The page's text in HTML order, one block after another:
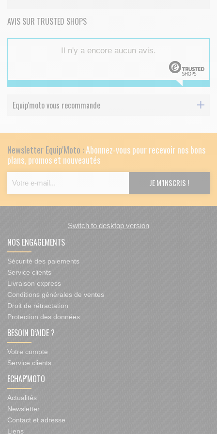
AVIS SUR TRUSTED SHOPS
Il n'y a encore aucun avis.
Equip'moto vous recommande
Newsletter Equip'Moto :Abonnez-vous pour recevoir nos bons
plans, promos et nouveautés
Switch to desktop version
NOS ENGAGEMENTS
Sécurité des paiements
Service clients
Livraison express
Conditions générales de ventes
Droit de rétractation
Protection des données
BESOIN D’AIDE ?
Votre compte
Service clients
ECHAP'MOTO
Actualités
Newsletter
Contact et adresse
Liens